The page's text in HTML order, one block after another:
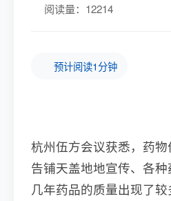
阅读量：12214
预计阅读1分钟
杭州伍方会议获悉，药
告铺天盖地地宣传、各
几年药品的质量出现了